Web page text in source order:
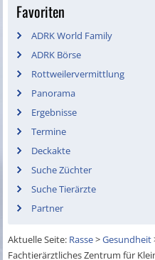
Favoriten
ADRK World Family
ADRK Börse
Rottweilervermittlung
Panorama
Ergebnisse
Termine
Deckakte
Suche Züchter
Suche Tierärzte
Partner
Aktuelle Seite: Rasse>Gesundheit
Fachtierärztliches Zentrum für